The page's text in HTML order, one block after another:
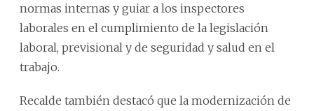
normas internas y guiar a los inspectores
laborales en el cumplimiento de la legislación
laboral, previsional y de seguridad y salud en el
trabajo.
Recalde también destacó que la modernización de